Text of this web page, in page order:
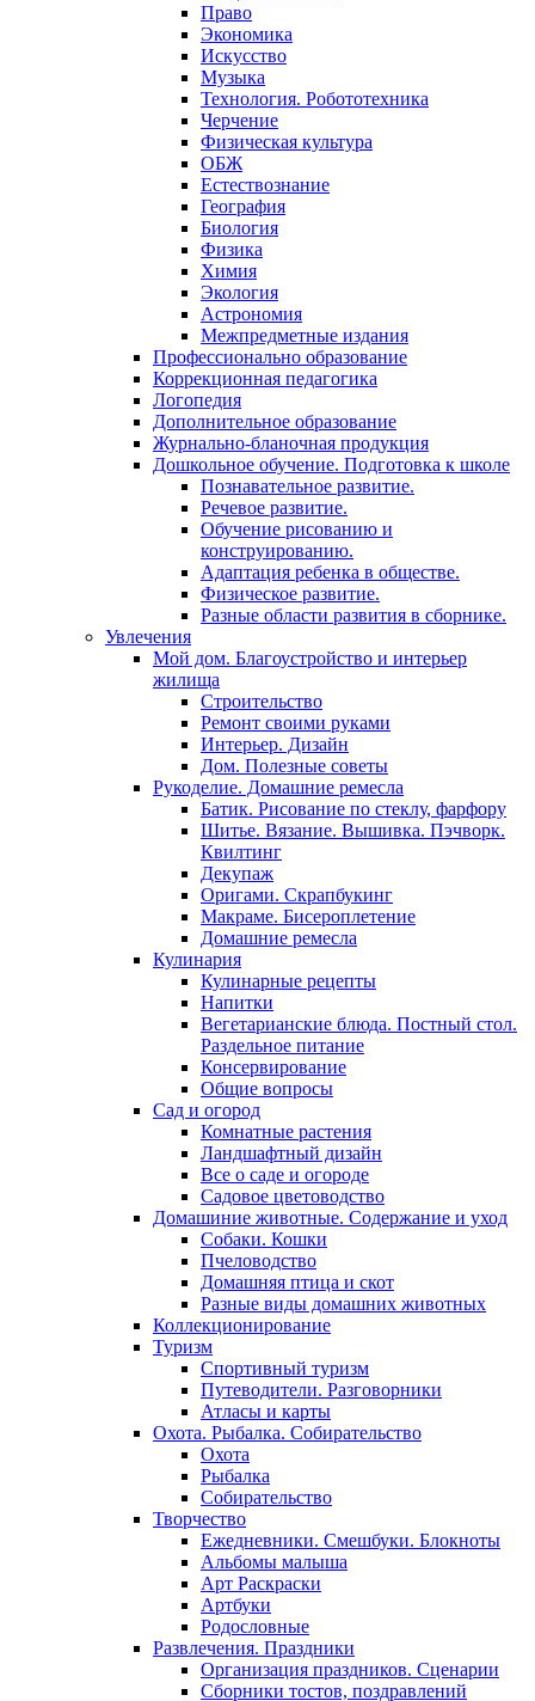
Право
Экономика
Искусство
Музыка
Технология. Робототехника
Черчение
Физическая культура
ОБЖ
Естествознание
География
Биология
Физика
Химия
Экология
Астрономия
Межпредметные издания
Профессионально образование
Коррекционная педагогика
Логопедия
Дополнительное образование
Журнально-бланочная продукция
Дошкольное обучение. Подготовка к школе
Познавательное развитие.
Речевое развитие.
Обучение рисованию и
конструированию.
Адаптация ребенка в обществе.
Физическое развитие.
Разные области развития в сборнике.
Увлечения
Мой дом. Благоустройство и интерьер
жилища
Строительство
Ремонт своими руками
Интерьер. Дизайн
Дом. Полезные советы
Рукоделие. Домашние ремесла
Батик. Рисование по стеклу, фарфору
Шитье. Вязание. Вышивка. Пэчворк.
Квилтинг
Декупаж
Оригами. Скрапбукинг
Макраме. Бисероплетение
Домашние ремесла
Кулинария
Кулинарные рецепты
Напитки
Вегетарианские блюда. Постный стол.
Раздельное питание
Консервирование
Общие вопросы
Сад и огород
Комнатные растения
Ландшафтный дизайн
Все о саде и огороде
Садовое цветоводство
Домашиние животные. Содержание и уход
Собаки. Кошки
Пчеловодство
Домашняя птица и скот
Разные виды домашних животных
Коллекционирование
Туризм
Спортивный туризм
Путеводители. Разговорники
Атласы и карты
Охота. Рыбалка. Собирательство
Охота
Рыбалка
Собирательство
Творчество
Ежедневники. Смешбуки. Блокноты
Альбомы малыша
Арт Раскраски
Артбуки
Родословные
Развлечения. Праздники
Организация праздников. Сценарии
Сборники тостов, поздравлений